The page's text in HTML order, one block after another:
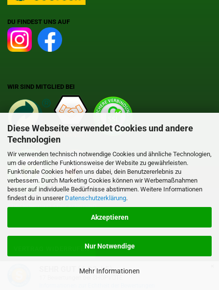
Diese Webseite verwendet Cookies und andere
Technologien
Wir verwenden technisch notwendige Cookies und ähnliche Technologien,
um die ordentliche Funktionsweise der Website zu gewährleisten.
Funktionale Cookies helfen uns dabei, dein Benutzererlebnis zu
verbessern. Durch Marketing Cookies können wir Werbemaßnahmen
besser auf individuelle Bedürfnisse abstimmen. Weitere Informationen
findest du in unserer Datenschutzerklärung.
Akzeptieren
Nur Notwendige
Mehr Informationen
DU FINDEST UNS AUF
WIR SIND MITGLIED BEI
VERTRAG WIDERRUFEN
(4.83 / 5)